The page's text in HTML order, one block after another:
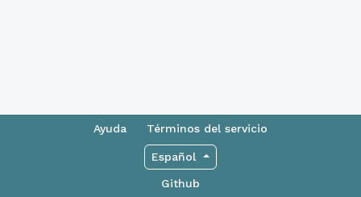
Ayuda Términos del servicio
Español
Github